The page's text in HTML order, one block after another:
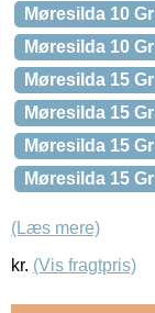
Møresilda 10
Møresilda 10
Møresilda 15
Møresilda 15
Møresilda 15
Møresilda 15
(Læs mere)
kr. (Vis fragtpris)